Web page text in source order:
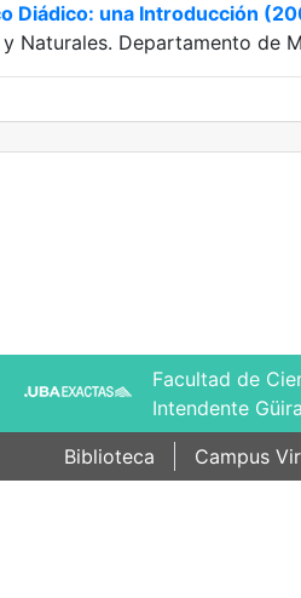
Diádico: una Introducción
Naturales. Departamento de
Facultad de
Intendente
Biblioteca
Campus